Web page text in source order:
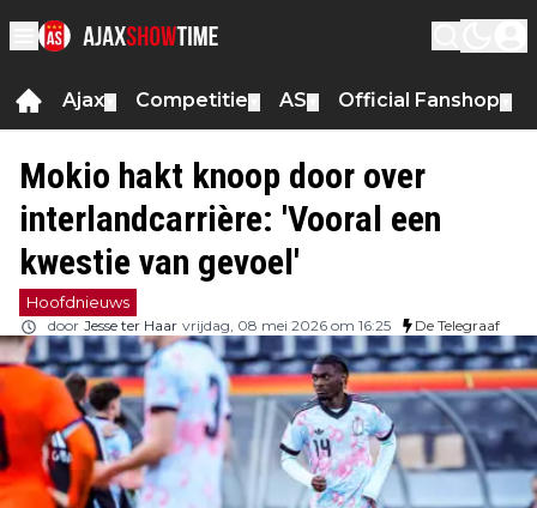
Ajax Competitie AS Official Fanshop
Mokio hakt knoop door over
interlandcarrière: 'Vooral een
kwestie van gevoel'
Hoofdnieuws
door Jesse ter Haar vrijdag, 08 mei 2026 om 16:25 De Telegraaf